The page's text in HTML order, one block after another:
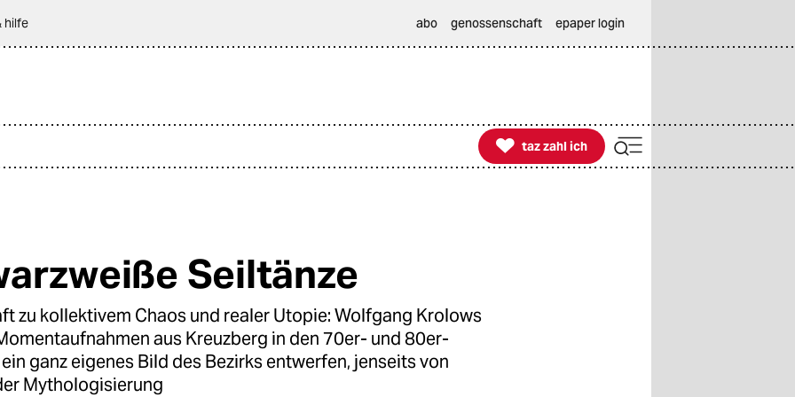
hilfe abo genossenschaft epaper login

taz zahl ich
taz zahl ich
Seiltänze
zu kollektivem Chaos und realer Utopie: Wolfgang Krolows
aus Kreuzberg in den 70er- und 80er-
ganz eigenes Bild des Bezirks entwerfen, jenseits von
Mythologisierung